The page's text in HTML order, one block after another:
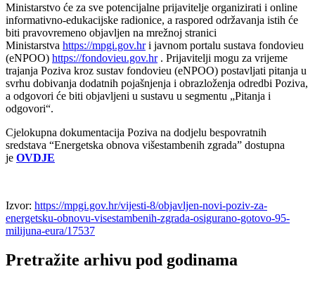
Ministarstvo će za sve potencijalne prijavitelje organizirati i online
informativno-edukacijske radionice, a raspored održavanja istih će
biti pravovremeno objavljen na mrežnoj stranici
Ministarstva https://mpgi.gov.hri javnom portalu sustava fondovieu
(eNPOO) https://fondovieu.gov.hr. Prijavitelji mogu za vrijeme
trajanja Poziva kroz sustav fondovieu (eNPOO) postavljati pitanja u
svrhu dobivanja dodatnih pojašnjenja i obrazloženja odredbi Poziva,
a odgovori će biti objavljeni u sustavu u segmentu „Pitanja i
odgovori“.
Cjelokupna dokumentacija Poziva na dodjelu bespovratnih
sredstava “Energetska obnova višestambenih zgrada” dostupna
je OVDJE
Izvor: https://mpgi.gov.hr/vijesti-8/objavljen-novi-poziv-za-
energetsku-obnovu-visestambenih-zgrada-osigurano-gotovo-95-
milijuna-eura/17537
Pretražite arhivu pod godinama